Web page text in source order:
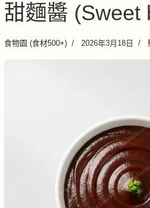
甜麵醬 (Sweet
食物園 (食材500+) 2026年3月18日